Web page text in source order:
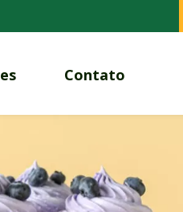
Contato